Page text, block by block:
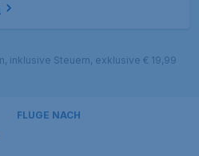
inklusive Steuern, exklusive € 19,99
FLÜGE NACH